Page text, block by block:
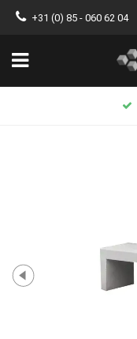
+31 (0) 85 - 060 62 04